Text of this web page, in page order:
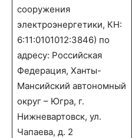
сооружения
электроэнергетики, КН:
6:11:0101012:3846) по
адресу: Российская
Федерация, Ханты-
Мансийский автономный
округ – Югра, г.
Нижневартовск, ул.
Чапаева, д. 2